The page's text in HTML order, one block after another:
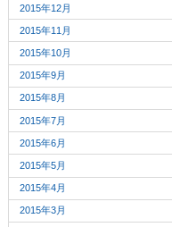
2015年12月
2015年11月
2015年10月
2015年9月
2015年8月
2015年7月
2015年6月
2015年5月
2015年4月
2015年3月